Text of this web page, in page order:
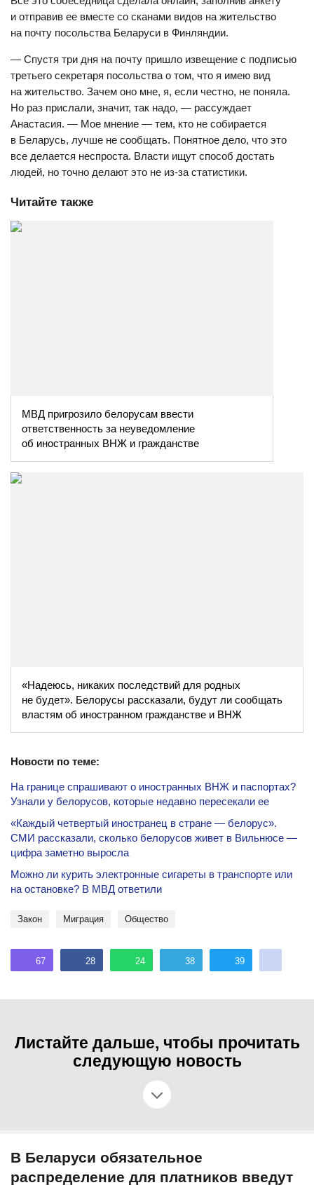
и отправив ее вместе со сканами видов на жительство
на почту посольства Беларуси в Финляндии.
— Спустя три дня на почту пришло извещение с подписью
третьего секретаря посольства о том, что я имею вид
на жительство. Зачем оно мне, я, если честно, не поняла.
Но раз прислали, значит, так надо, — рассуждает
Анастасия. — Мое мнение — тем, кто не собирается
в Беларусь, лучше не сообщать. Понятное дело, что это
все делается неспроста. Власти ищут способ достать
людей, но точно делают это не из-за статистики.
Читайте также
МВД пригрозило белорусам ввести
ответственность за неуведомление
об иностранных ВНЖ и гражданстве
«Надеюсь, никаких последствий для родных
не будет». Белорусы рассказали, будут ли сообщать
властям об иностранном гражданстве и ВНЖ
Новости по теме:
На границе спрашивают о иностранных ВНЖ и паспортах?
Узнали у белорусов, которые недавно пересекали ее
«Каждый четвертый иностранец в стране — белорус».
СМИ рассказали, сколько белорусов живет в Вильнюсе —
цифра заметно выросла
Можно ли курить электронные сигареты в транспорте или
на остановке? В МВД ответили
закон миграция общество
67 28 24 38 39
Листайте дальше, чтобы прочитать
следующую новость